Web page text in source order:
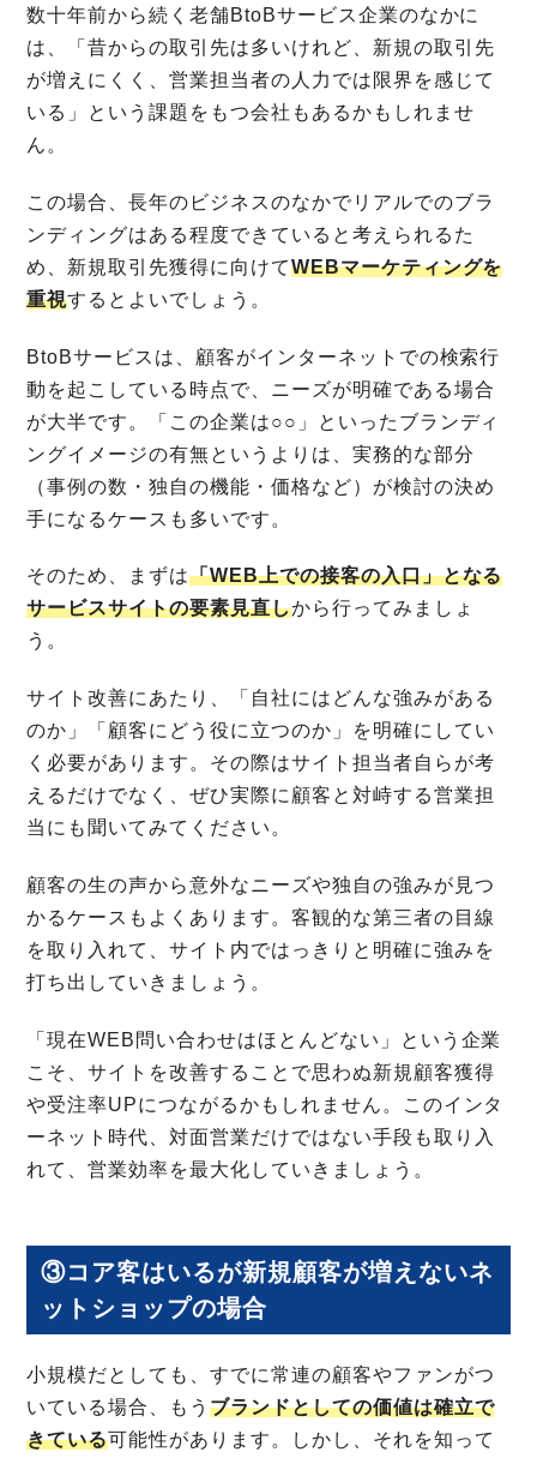
数十年前から続く老舗BtoBサービス企業のなかに
は、「昔からの取引先は多いけれど、新規の取引先
が増えにくく、営業担当者の人力では限界を感じて
いる」という課題をもつ会社もあるかもしれませ
ん。
この場合、長年のビジネスのなかでリアルでのブラ
ンディングはある程度できていると考えられるた
め、新規取引先獲得に向けてWEBマーケティングを
重視するとよいでしょう。
BtoBサービスは、顧客がインターネットでの検索行
動を起こしている時点で、ニーズが明確である場合
が大半です。「この企業は○○」といったブランディ
ングイメージの有無というよりは、実務的な部分
（事例の数・独自の機能・価格など）が検討の決め
手になるケースも多いです。
そのため、まずは「WEB上での接客の入口」となる
サービスサイトの要素見直しから行ってみましょ
う。
サイト改善にあたり、「自社にはどんな強みがある
のか」「顧客にどう役に立つのか」を明確にしてい
く必要があります。その際はサイト担当者自らが考
えるだけでなく、ぜひ実際に顧客と対峙する営業担
当にも聞いてみてください。
顧客の生の声から意外なニーズや独自の強みが見つ
かるケースもよくあります。客観的な第三者の目線
を取り入れて、サイト内ではっきりと明確に強みを
打ち出していきましょう。
「現在WEB問い合わせはほとんどない」という企業
こそ、サイトを改善することで思わぬ新規顧客獲得
や受注率UPにつながるかもしれません。このインタ
ーネット時代、対面営業だけではない手段も取り入
れて、営業効率を最大化していきましょう。
③コア客はいるが新規顧客が増えないネ
ットショップの場合
小規模だとしても、すでに常連の顧客やファンがつ
いている場合、もうブランドとしての価値は確立で
きている可能性があります。しかし、それを知って